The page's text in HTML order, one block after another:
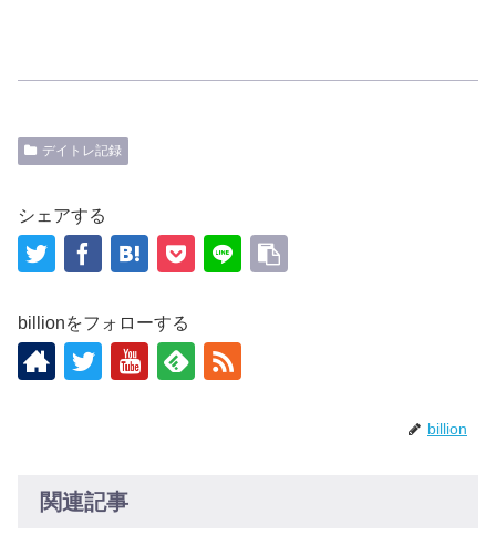
デイトレ記録
シェアする
billionをフォローする
billion
関連記事